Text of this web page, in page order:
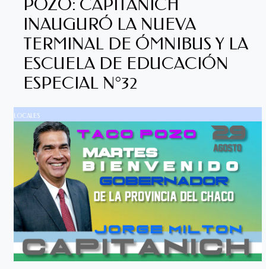
POZO: CAPITANICH
INAUGURÓ LA NUEVA
TERMINAL DE ÓMNIBUS Y LA
ESCUELA DE EDUCACIÓN
ESPECIAL N°32
LOCALES